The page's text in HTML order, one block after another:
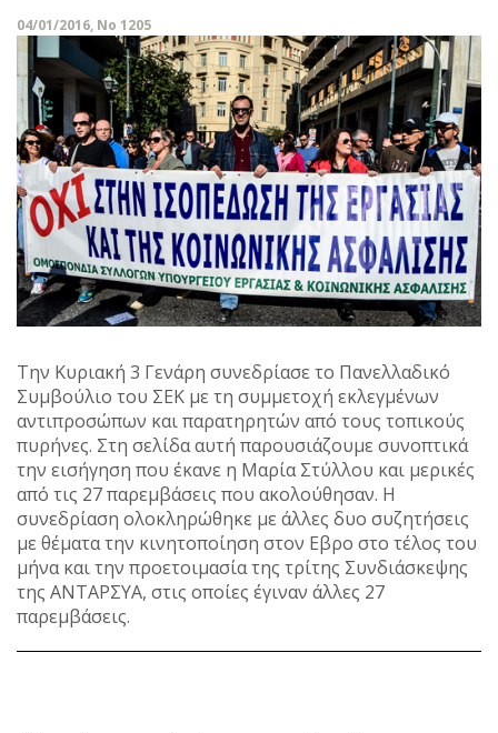
04/01/2016, No 1205
Την Κυριακή 3 Γενάρη συνεδρίασε το Πανελλαδικό
Συμβούλιο του ΣΕΚ με τη συμμετοχή εκλεγμένων
αντιπροσώπων και παρατηρητών από τους τοπικούς
πυρήνες. Στη σελίδα αυτή παρουσιάζουμε συνοπτικά
την εισήγηση που έκανε η Μαρία Στύλλου και μερικές
από τις 27 παρεμβάσεις που ακολούθησαν. Η
συνεδρίαση ολοκληρώθηκε με άλλες δυο συζητήσεις
με θέματα την κινητοποίηση στον Εβρο στο τέλος του
μήνα και την προετοιμασία της τρίτης Συνδιάσκεψης
της ΑΝΤΑΡΣΥΑ, στις οποίες έγιναν άλλες 27
παρεμβάσεις.